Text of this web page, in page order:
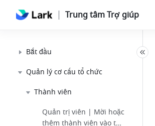
Trung tâm Trợ giúp
Bắt đầu
Quản lý cơ cấu tổ chức
Thành viên
Quản trị viên | Mời hoặc
thêm thành viên vào tổ